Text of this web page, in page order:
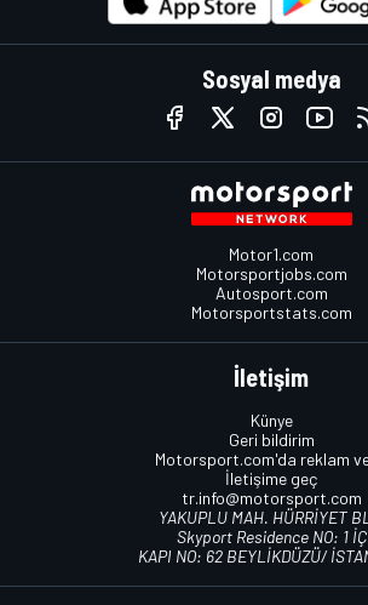
Sosyal medya
Motor1.com
Motorsportjobs.com
Autosport.com
Motorsportstats.com
İletişim
Künye
Geri bildirim
Motorsport.com'da reklam
İletişime geç
tr.info@motorsport.com
YAKUPLU MAH. HÜRRİYET
Skyport Residence NO: 1 İÇ
KAPI NO: 62 BEYLİKDÜZÜ/